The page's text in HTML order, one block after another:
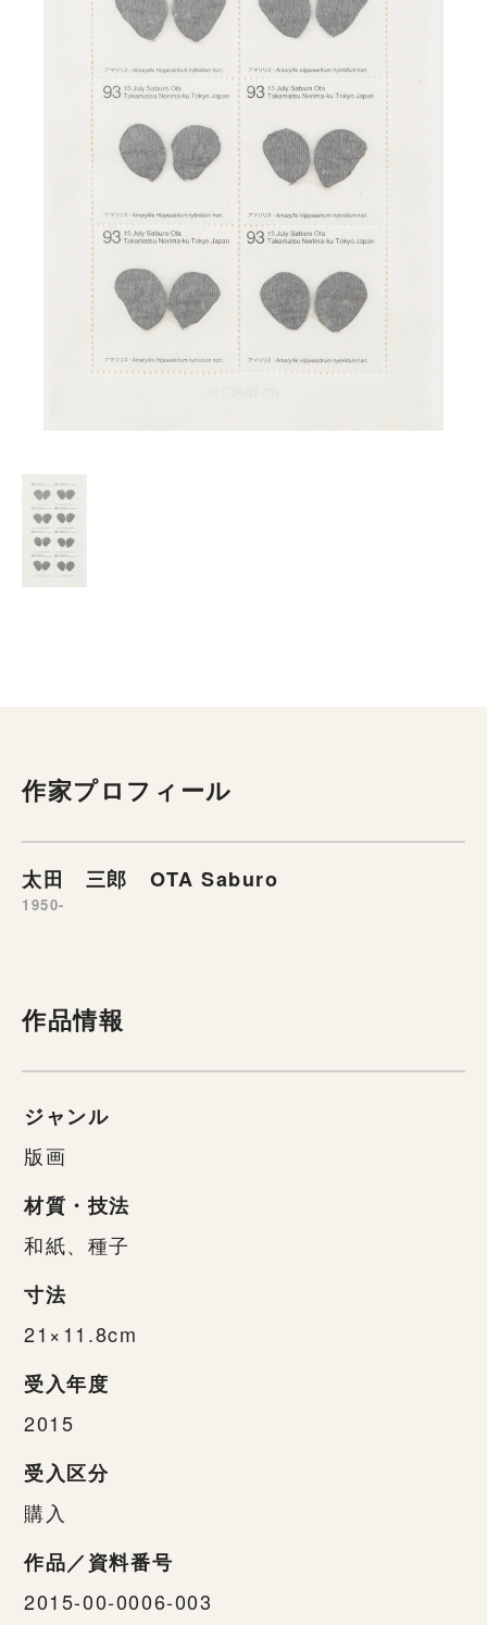
作家プロフィール
太田 三郎 OTA Saburo
1950-
作品情報
ジャンル
版画
材質・技法
和紙、種子
寸法
21×11.8cm
受入年度
2015
受入区分
購入
作品／資料番号
2015-00-0006-003